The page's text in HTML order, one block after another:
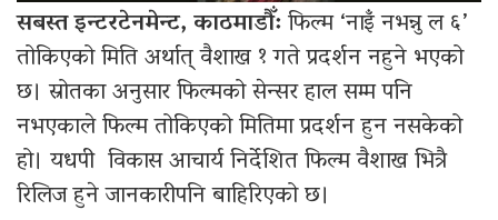
सबस्त इन्टरटेनमेन्ट, काठमाडौँ:फिल्म ‘नाइँ नभन्नु ल ६’
तोकिएको मिति अर्थात् वैशाख १ गते प्रदर्शन नहुने भएको
छ। स्रोतका अनुसार फिल्मको सेन्सर हाल सम्म पनि
नभएकाले फिल्म तोकिएको मितिमा प्रदर्शन हुन नसकेको
हो। यधपी विकास आचार्य निर्देशित फिल्म वैशाख भित्रै
रिलिज हुने जानकारीपनि बाहिरिएको छ।